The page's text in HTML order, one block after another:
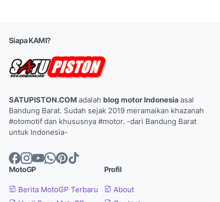
Siapa KAMI?
SATUPISTON.COM adalah blog motor Indonesia asal
Bandung Barat. Sudah sejak 2019 meramaikan khazanah
#otomotif dan khususnya #motor. -dari Bandung Barat
untuk Indonesia-
MotoGP
Berita MotoGP Terbaru
Profil
About